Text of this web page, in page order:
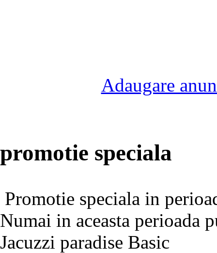
Adaugare
promotie speciala
Promotie speciala in
Numai in aceasta perioada
Jacuzzi paradise Basic